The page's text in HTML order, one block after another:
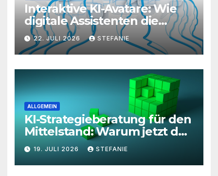
Interaktive KI-Avatare: Wie
digitale Assistenten die
Kundenkommunikation auf
ein neues Level heben
22. JULI 2026 STEFANIE
ALLGEMEIN
KI-Strategieberatung für den
Mittelstand: Warum jetzt der
richtige Zeitpunkt für eine
unternehmensweite KI-
Roadmap ist
19. JULI 2026 STEFANIE